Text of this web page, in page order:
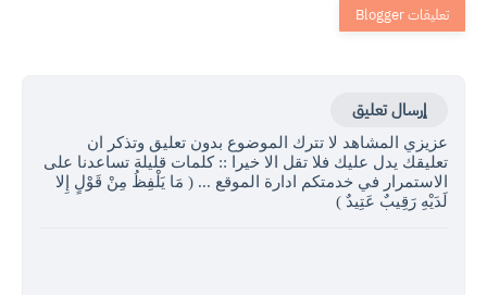
إرسال تعليق
عزيزي المشاهد لا تترك الموضوع بدون تعليق وتذكر ان
تعليقك يدل عليك فلا تقل الا خيرا :: كلمات قليلة تساعدنا على
الاستمرار في خدمتكم ادارة الموقع ... ( مَا يَلْفِظُ مِنْ قَوْلٍ إِلا
لَدَيْهِ رَقِيبٌ عَتِيدٌ )